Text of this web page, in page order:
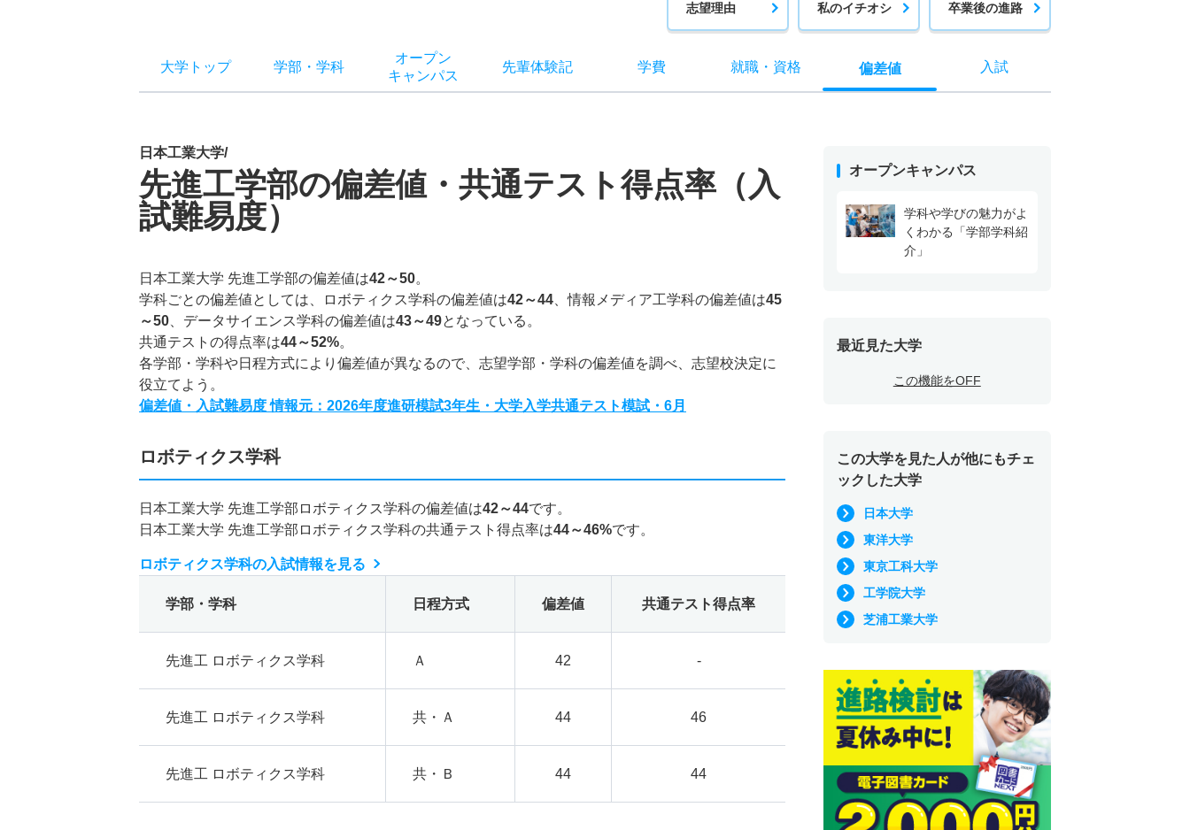
志望理由 私のイチオシ 卒業後の進路
大学トップ 学部 ・ 学科
オープン
キャンパス
先輩体験記 学費 就職・ 資格 偏差値 入試
日本工業大学/
先進工学部の偏差値・共通テスト得点率（入
試難易度）
日本工業大学 先進工学部の偏差値は42～50。
学科ごとの偏差値としては、ロボティクス学科の偏差値は42～44 、情報メディア工学科の偏差値は45
～50 、データサイエンス学科の偏差値は43～49となっている。
共通テストの得点率は44～52%。
各学部・学科や日程方式により偏差値が異なるので、志望学部・学科の偏差値を調べ、志望校決定に
役立てよう。
偏差値・入試難易度 情報元：2026年度進研模試3年生・大学入学共通テスト模試・6月
ロボティクス学科
日本工業大学 先進工学部ロボティクス学科の偏差値は42～44です。
日本工業大学 先進工学部ロボティクス学科の共通テスト得点率は44～46%です。
ロボティクス学科の入試情報を見る
学部・学科 日程方式 偏差値 共通テスト得点率
先進工 ロボティクス学科 Ａ 42 -
先進工 ロボティクス学科 共・Ａ 44 46
先進工 ロボティクス学科 共・Ｂ 44 44
オープンキャンパス
学科や学びの魅力がよ
くわかる「学部学科紹
介」
最近見た大学
この機能をOFF
この大学を見た人が他にもチェ
ックした大学
日本大学
東洋大学
東京工科大学
工学院大学
芝浦工業大学